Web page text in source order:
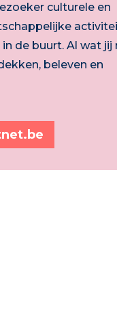
culturele en
in de buurt. Al wat
beleven en